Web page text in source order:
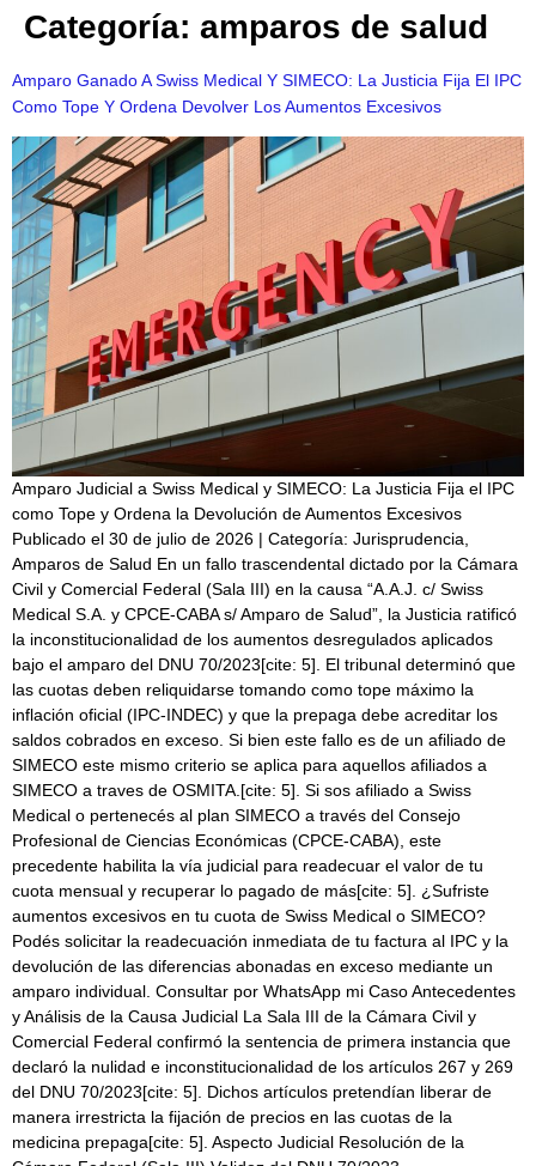
Categoría: amparos de salud
Amparo Ganado A Swiss Medical Y SIMECO: La Justicia Fija El IPC
Como Tope Y Ordena Devolver Los Aumentos Excesivos
Amparo Judicial a Swiss Medical y SIMECO: La Justicia Fija el IPC
como Tope y Ordena la Devolución de Aumentos Excesivos
Publicado el 30 de julio de 2026 | Categoría: Jurisprudencia,
Amparos de Salud En un fallo trascendental dictado por la Cámara
Civil y Comercial Federal (Sala III) en la causa “A.A.J. c/ Swiss
Medical S.A. y CPCE-CABA s/ Amparo de Salud”, la Justicia ratificó
la inconstitucionalidad de los aumentos desregulados aplicados
bajo el amparo del DNU 70/2023[cite: 5]. El tribunal determinó que
las cuotas deben reliquidarse tomando como tope máximo la
inflación oficial (IPC-INDEC) y que la prepaga debe acreditar los
saldos cobrados en exceso. Si bien este fallo es de un afiliado de
SIMECO este mismo criterio se aplica para aquellos afiliados a
SIMECO a traves de OSMITA.[cite: 5]. Si sos afiliado a Swiss
Medical o pertenecés al plan SIMECO a través del Consejo
Profesional de Ciencias Económicas (CPCE-CABA), este
precedente habilita la vía judicial para readecuar el valor de tu
cuota mensual y recuperar lo pagado de más[cite: 5]. ¿Sufriste
aumentos excesivos en tu cuota de Swiss Medical o SIMECO?
Podés solicitar la readecuación inmediata de tu factura al IPC y la
devolución de las diferencias abonadas en exceso mediante un
amparo individual. Consultar por WhatsApp mi Caso Antecedentes
y Análisis de la Causa Judicial La Sala III de la Cámara Civil y
Comercial Federal confirmó la sentencia de primera instancia que
declaró la nulidad e inconstitucionalidad de los artículos 267 y 269
del DNU 70/2023[cite: 5]. Dichos artículos pretendían liberar de
manera irrestricta la fijación de precios en las cuotas de la
medicina prepaga[cite: 5]. Aspecto Judicial Resolución de la